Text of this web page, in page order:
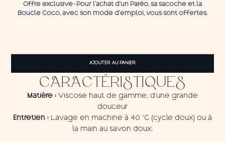
Offre exclusive: Pour l’achat d’un Paréo, sa sacoche et la
Boucle Coco,avec son mode d'emploi, vous sont offertes.
Pareo
Baleine
AJOUTER AU PANIER
CARACTÉRISTIQUES
Matière : Viscose haut de gamme, d'une grande
douceur
Entretien : Lavage en machine à 40 °C (cycle doux) ou à
la main au savon doux.